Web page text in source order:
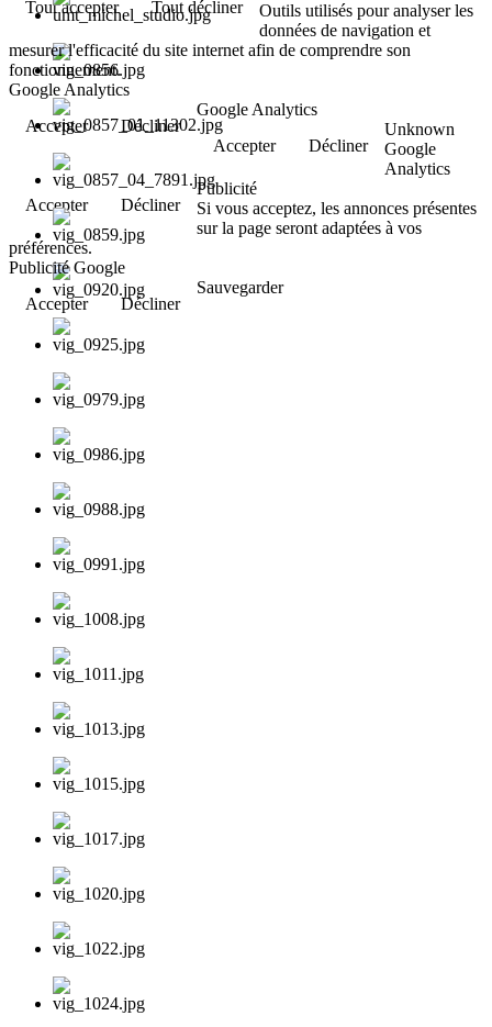
Tout accepter Tout décliner
Outils utilisés pour analyser les
données de navigation et
mesurer l'efficacité du site internet afin de comprendre son
fonctionnement.
Google Analytics
Accepter
Décliner
Google Analytics
Accepter
Décliner
Unknown
Google
Analytics
Accepter
Décliner
Publicité
Si vous acceptez, les annonces présentes
sur la page seront adaptées à vos
préférences.
Publicité Google
Accepter
Décliner
Sauvegarder